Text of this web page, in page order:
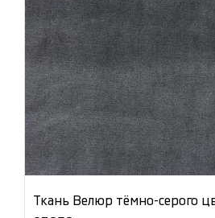
Ткань Велюр тёмно-серого